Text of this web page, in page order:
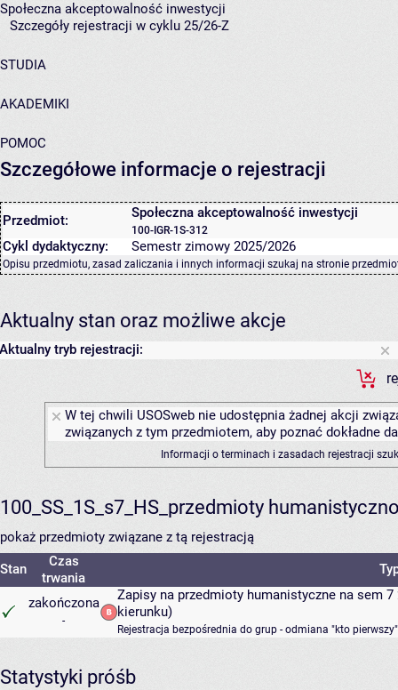
Społeczna akceptowalność inwestycji
Szczegóły rejestracji w cyklu 25/26-Z
STUDIA
AKADEMIKI
POMOC
Szczegółowe informacje o rejestracji
Przedmiot: Społeczna akceptowalność inwestycji
100-IGR-1S-312
Cykl dydaktyczny: Semestr zimowy 2025/2026
Opisu przedmiotu, zasad zaliczania i innych informacji szukaj na stronie
Aktualny stan oraz możliwe akcje
Aktualny tryb rejestracji:
W tej chwili USOSweb nie udostępnia żadnej akcji
związanych z tym przedmiotem, aby poznać dokładne
Informacji o terminach i zasadach rejestracji
100_SS_1S_s7_HS_przedmioty
pokaż przedmioty związane z tą rejestracją
Stan
Czas
trwania
zakończona
-
Zapisy na przedmioty humanistyczne na sem
kierunku)
Rejestracja bezpośrednia do grup - odmiana "kto pierwszy"
Statystyki próśb